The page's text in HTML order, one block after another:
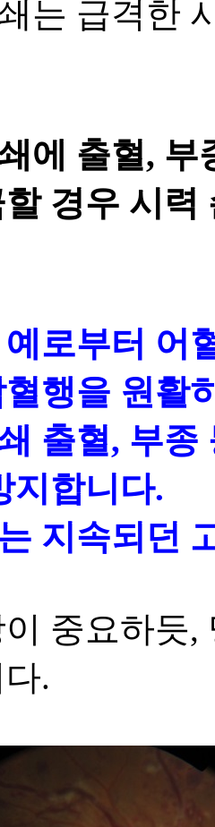
는 급격한
에 출혈, 부
경우 시
로부터 어
행을 원활
출혈, 부종
지합니다.
지속되던
중요하듯,
.